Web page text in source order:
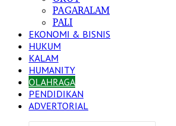
PAGARALAM
PALI
EKONOMI & BISNIS
HUKUM
KALAM
HUMANITY
OLAHRAGA
PENDIDIKAN
ADVERTORIAL